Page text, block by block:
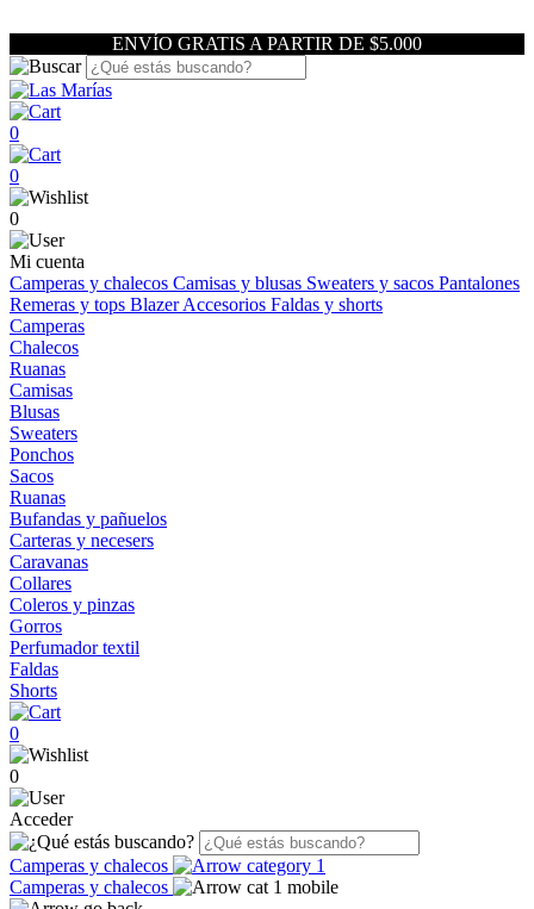
ENVÍO GRATIS A PARTIR DE $5.000
0
0
0
Mi cuenta
Camperas y chalecos Camisas y blusas Sweaters y sacos Pantalones
Remeras y tops BlazerAccesorios Faldas y shorts
Camperas
Chalecos
Ruanas
Camisas
Blusas
Sweaters
Ponchos
Sacos
Ruanas
Bufandas y pañuelos
Carteras y necesers
Caravanas
Collares
Coleros y pinzas
Gorros
Perfumador textil
Faldas
Shorts
0
0
Acceder
Camperas y chalecos
Camperas y chalecos